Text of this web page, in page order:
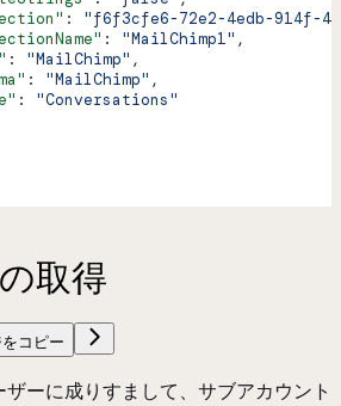
: "f6f3cfe6-72e2-4edb-914f-
: "MailChimp1" ,
: "MailChimp" ,
: "MailChimp" ,
: "Conversations"
取得
コピー
ーに成りすまして、サブアカウント